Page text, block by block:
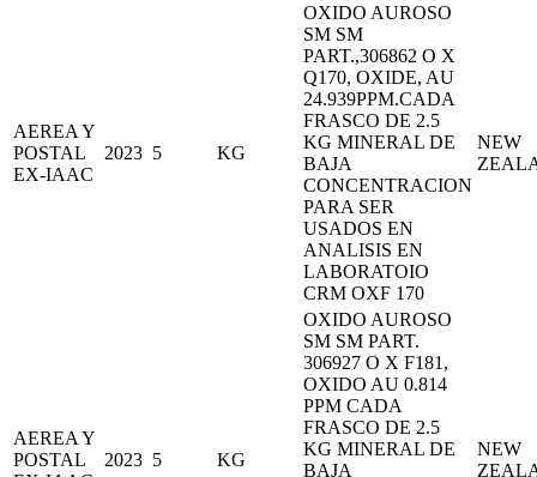
AEREA Y
POSTAL
EX-IAAC
2023 5 KG
OXIDO AUROSO
SM SM
PART.,306862 O X
Q170, OXIDE, AU
24.939PPM.CADA
FRASCO DE 2.5
KG MINERAL DE
BAJA
CONCENTRACION
PARA SER
USADOS EN
ANALISIS EN
LABORATOIO
CRM OXF 170
NEW
AEREA Y
POSTAL
2023 5 KG
OXIDO AUROSO
SM SM PART.
306927 O X F181,
OXIDO AU 0.814
PPM CADA
FRASCO DE 2.5
KG MINERAL DE
BAJA
NEW